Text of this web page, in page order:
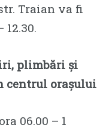
Traian va fi
plimbări și
centrul orașului
06.00 – 1